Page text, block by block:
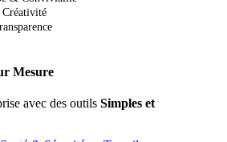
Mesure
avec des outils Simples et